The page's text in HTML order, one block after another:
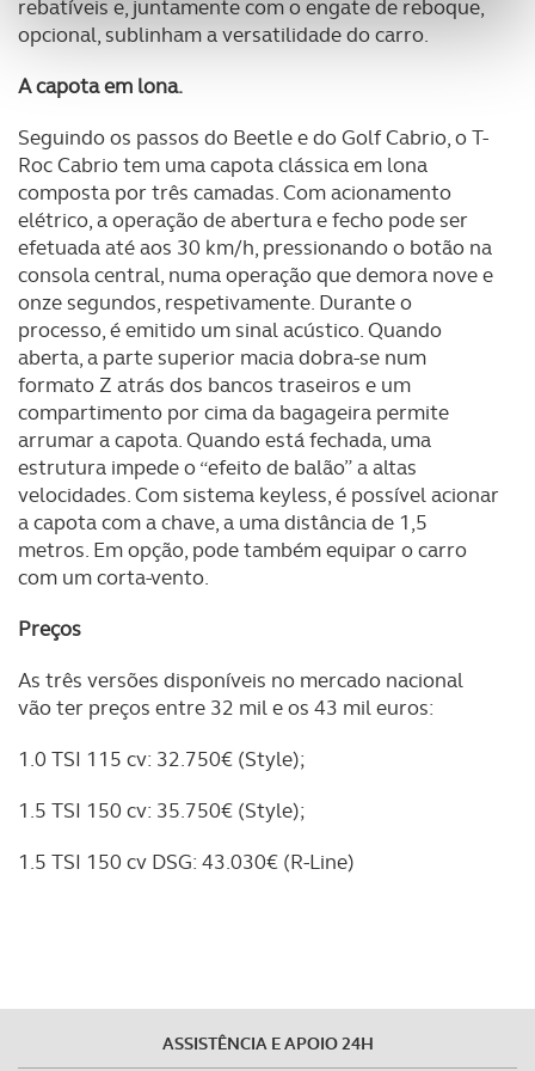
personalizar conteúdos e anúncios, para lhe proporcionar
funcionalidades de redes sociais, bem como para
Adicionalmente partilhamos informação, relativa à sua
utilização do nosso site de publicidade e de análise, com
parceiros e organizações na UE e em países terceiros.
O ACP garantirá que as transferências internacionais de
dados pessoais serão realizadas apenas com o seu
consentimento e quando tal se afigure estritamente
necessário no contexto dos serviços a prestar.
Realçamos que o bloqueio de certo tipo de Cookies e
tecnologias similares pode ter impacto na sua
experiência de navegação no Website e nos serviços
disponibilizados.
Consulte a política de cookies do site.
rebatíveis e, juntamente com o engate de reboque,
opcional, sublinham a versatilidade do carro.
A capota em lona.
Seguindo os passos do Beetle e do Golf Cabrio, o T-
Roc Cabrio tem uma capota clássica em lona
composta por três camadas. Com acionamento
elétrico, a operação de abertura e fecho pode ser
efetuada até aos 30 km/h, pressionando o botão na
consola central, numa operação que demora nove e
onze segundos, respetivamente. Durante o
processo, é emitido um sinal acústico. Quando
aberta, a parte superior macia dobra-se num
formato Z atrás dos bancos traseiros e um
compartimento por cima da bagageira permite
arrumar a capota. Quando está fechada, uma
estrutura impede o “efeito de balão” a altas
velocidades. Com sistema keyless, é possível acionar
a capota com a chave, a uma distância de 1,5
metros. Em opção, pode também equipar o carro
com um corta-vento.
Preços
As três versões disponíveis no mercado nacional
vão ter preços entre 32 mil e os 43 mil euros:
1.0 TSI 115 cv: 32.750€ (Style);
1.5 TSI 150 cv: 35.750€ (Style);
1.5 TSI 150 cv DSG: 43.030€ (R-Line)
ASSISTÊNCIA E APOIO 24H